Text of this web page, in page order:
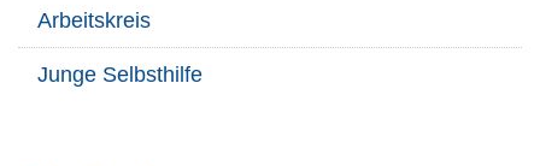
Arbeitskreis
Junge Selbsthilfe